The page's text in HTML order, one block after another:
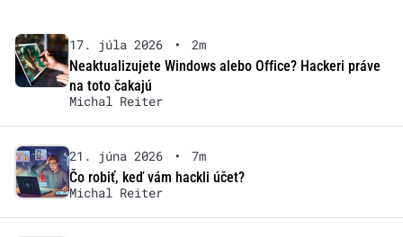
17. júla 2026 •
2m
Neaktualizujete Windows alebo Office? Hackeri práve
na toto čakajú
Michal Reiter
21. júna 2026 •
7m
Čo robiť, keď vám hackli účet?
Michal Reiter